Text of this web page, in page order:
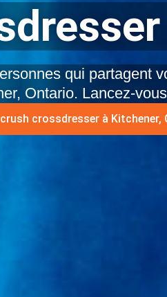
qui partagent
Ontario. Lancez-
crossdresser à Kitchener,